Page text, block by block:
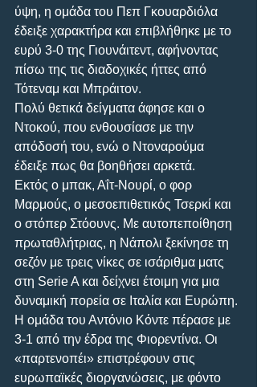
ύψη, η ομάδα του Πεπ Γκουαρδιόλα
έδειξε χαρακτήρα και επιβλήθηκε με το
ευρύ 3-0 της Γιουνάιτεντ, αφήνοντας
πίσω της τις διαδοχικές ήττες από
Τότεναμ και Μπράιτον.
Πολύ θετικά δείγματα άφησε και ο
Ντοκού, που ενθουσίασε με την
απόδοσή του, ενώ ο Ντοναρούμα
έδειξε πως θα βοηθήσει αρκετά.
Εκτός ο μπακ, Αΐτ-Νουρί, ο φορ
Μαρμούς, ο μεσοεπιθετικός Τσερκί και
ο στόπερ Στόουνς. Με αυτοπεποίθηση
πρωταθλήτριας, η Νάπολι ξεκίνησε τη
σεζόν με τρεις νίκες σε ισάριθμα ματς
στη Serie A και δείχνει έτοιμη για μια
δυναμική πορεία σε Ιταλία και Ευρώπη.
Η ομάδα του Αντόνιο Κόντε πέρασε με
3-1 από την έδρα της Φιορεντίνα. Οι
«παρτενοπέι» επιστρέφουν στις
ευρωπαϊκές διοργανώσεις, με φόντο